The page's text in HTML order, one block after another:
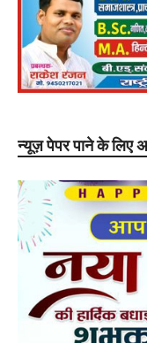
न्यूज़ पेपर पाने के लिए